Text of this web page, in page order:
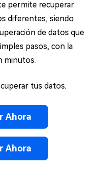
permite recuperar
diferentes, siendo
de datos que
pasos, con la
minutos.
tus datos.
Ahora
Ahora